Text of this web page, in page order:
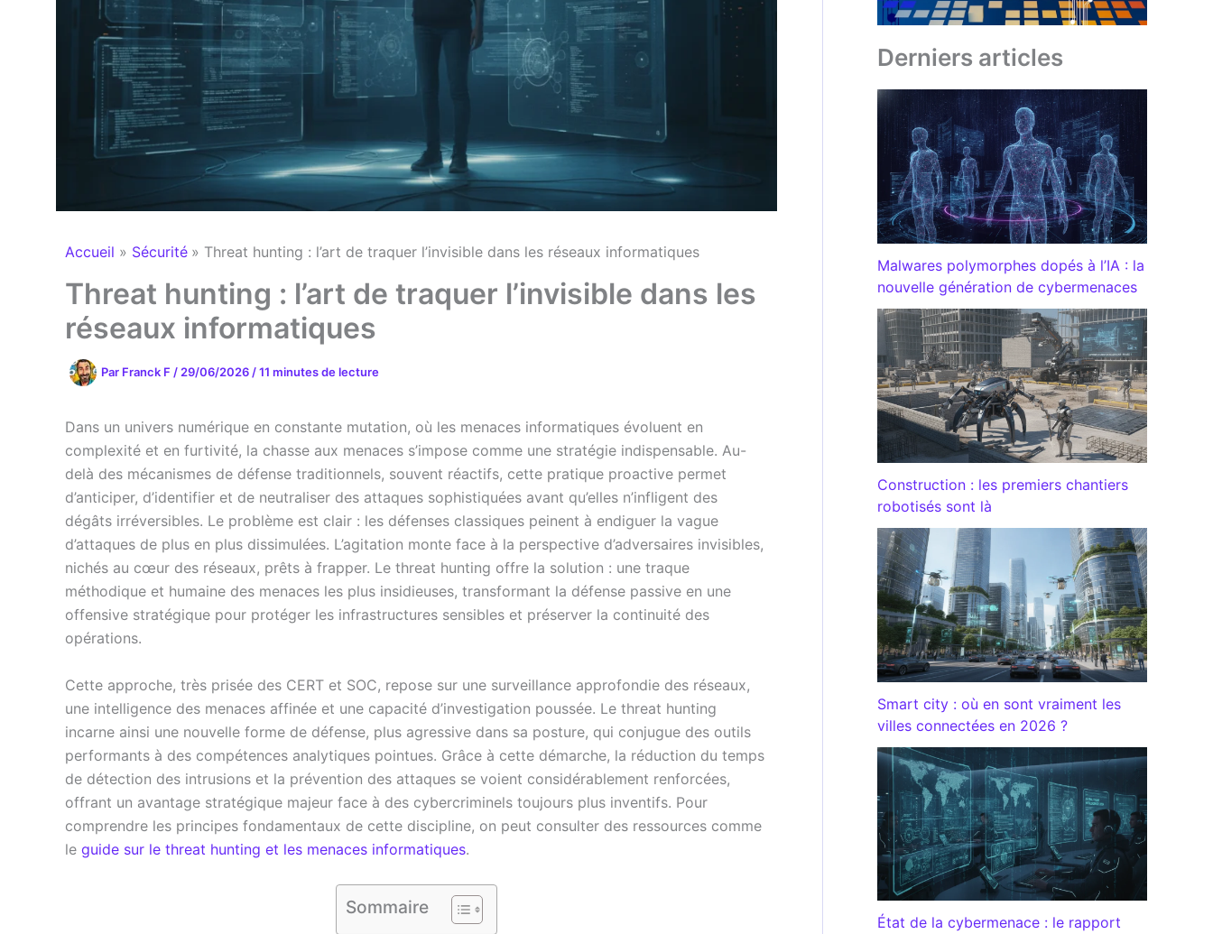
Accueil Sécurité Threat hunting : l’art de traquer l’invisible dans les réseaux informatiques
Threat hunting : l’art de traquer l’invisible dans les
réseaux informatiques
Par Franck F / 29/06/2026 /11 minutes de lecture
Dans un univers numérique en constante mutation, où les menaces informatiques évoluent en
complexité et en furtivité, la chasse aux menaces s’impose comme une stratégie indispensable. Au-
delà des mécanismes de défense traditionnels, souvent réactifs, cette pratique proactive permet
d’anticiper, d’identifier et de neutraliser des attaques sophistiquées avant qu’elles n’infligent des
dégâts irréversibles. Le problème est clair : les défenses classiques peinent à endiguer la vague
d’attaques de plus en plus dissimulées. L’agitation monte face à la perspective d’adversaires invisibles,
nichés au cœur des réseaux, prêts à frapper. Le threat hunting offre la solution : une traque
méthodique et humaine des menaces les plus insidieuses, transformant la défense passive en une
offensive stratégique pour protéger les infrastructures sensibles et préserver la continuité des
opérations.
Cette approche, très prisée des CERT et SOC, repose sur une surveillance approfondie des réseaux,
une intelligence des menaces affinée et une capacité d’investigation poussée. Le threat hunting
incarne ainsi une nouvelle forme de défense, plus agressive dans sa posture, qui conjugue des outils
performants à des compétences analytiques pointues. Grâce à cette démarche, la réduction du temps
de détection des intrusions et la prévention des attaques se voient considérablement renforcées,
offrant un avantage stratégique majeur face à des cybercriminels toujours plus inventifs. Pour
comprendre les principes fondamentaux de cette discipline, on peut consulter des ressources comme
le guide sur le threat hunting et les menaces informatiques.
Sommaire
Derniers articles
Malwares polymorphes dopés à l’IA : la
nouvelle génération de cybermenaces
Construction : les premiers chantiers
robotisés sont là
Smart city : où en sont vraiment les
villes connectées en 2026 ?
État de la cybermenace : le rapport